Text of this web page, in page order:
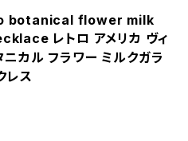
botanical flower milk
レトロ アメリカ ヴィ
カル フラワー ミルクガラ
レス